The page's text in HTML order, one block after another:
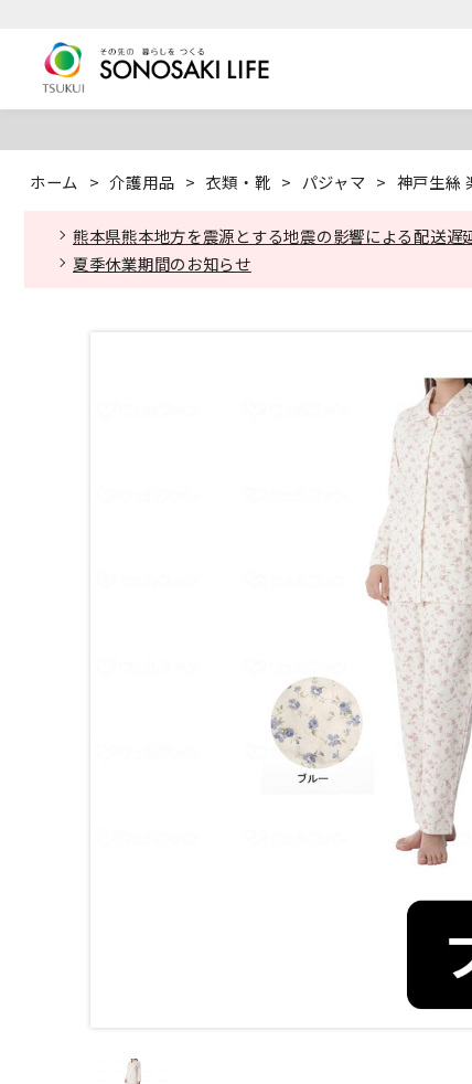
ホーム > 介護用品 > 衣類・靴 > パジャマ > 神戸生絲
熊本県熊本地方を震源とする地震の影響による配送遅
夏季休業期間のお知らせ